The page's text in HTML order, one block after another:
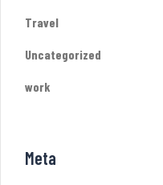
Travel
Uncategorized
work
Meta